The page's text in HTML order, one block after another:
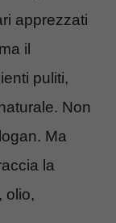
apprezzati
il
puliti,
Non
Ma
la
olio,